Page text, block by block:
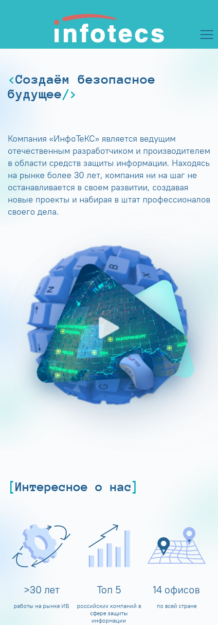
Создаём безопасное
будущее
Компания «ИнфоТеКС» является ведущим
отечественным разработчиком и производителем
в области средств защиты информации. Находясь
на рынке более 30 лет, компания ни на шаг не
останавливается в своем развитии, создавая
новые проекты и набирая в штат профессионалов
своего дела.
Интересное о нас
>30 лет
работы на рынке ИБ
Топ 5
российских компаний в
сфере защиты
информации
14 офисов
по всей стране